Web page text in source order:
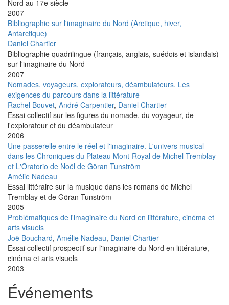
Nord au 17e siècle
2007
Bibliographie sur l'imaginaire du Nord (Arctique, hiver,
Antarctique)
Daniel Chartier
Bibliographie quadrilingue (français, anglais, suédois et islandais)
sur l'imaginaire du Nord
2007
Nomades, voyageurs, explorateurs, déambulateurs. Les
exigences du parcours dans la littérature
Rachel Bouvet, André Carpentier, Daniel Chartier
Essai collectif sur les figures du nomade, du voyageur, de
l'explorateur et du déambulateur
2006
Une passerelle entre le réel et l'imaginaire. L'univers musical
dans les Chroniques du Plateau Mont-Royal de Michel Tremblay
et L'Oratorio de Noël de Göran Tunström
Amélie Nadeau
Essai littéraire sur la musique dans les romans de Michel
Tremblay et de Göran Tunström
2005
Problématiques de l'imaginaire du Nord en littérature, cinéma et
arts visuels
Joë Bouchard, Amélie Nadeau, Daniel Chartier
Essai collectif prospectif sur l'imaginaire du Nord en littérature,
cinéma et arts visuels
2003
Événements